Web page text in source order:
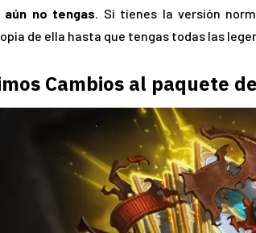
aún no tengas. Si tienes la versión
de ella hasta que tengas todas las
Cambios al paquete